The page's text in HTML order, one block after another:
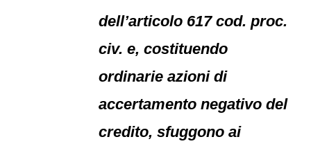
dell’articolo 617 cod. proc.
civ. e, costituendo
ordinarie azioni di
accertamento negativo del
credito, sfuggono ai